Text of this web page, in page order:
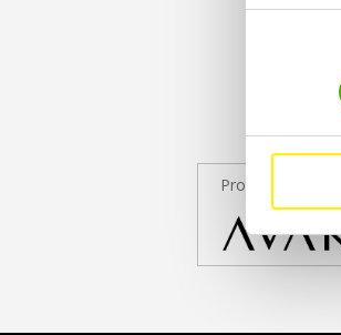
Projekto partneris